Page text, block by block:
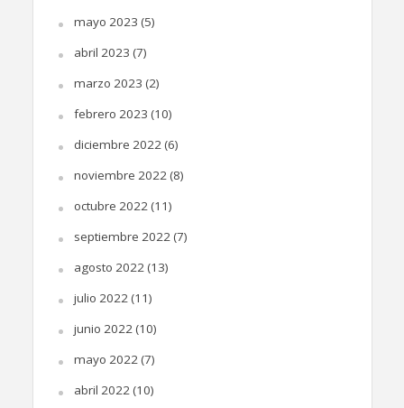
mayo 2023 (5)
abril 2023 (7)
marzo 2023 (2)
febrero 2023 (10)
diciembre 2022(6)
noviembre 2022(8)
octubre 2022(11)
septiembre 2022(7)
agosto 2022(13)
julio 2022(11)
junio 2022(10)
mayo 2022(7)
abril 2022(10)